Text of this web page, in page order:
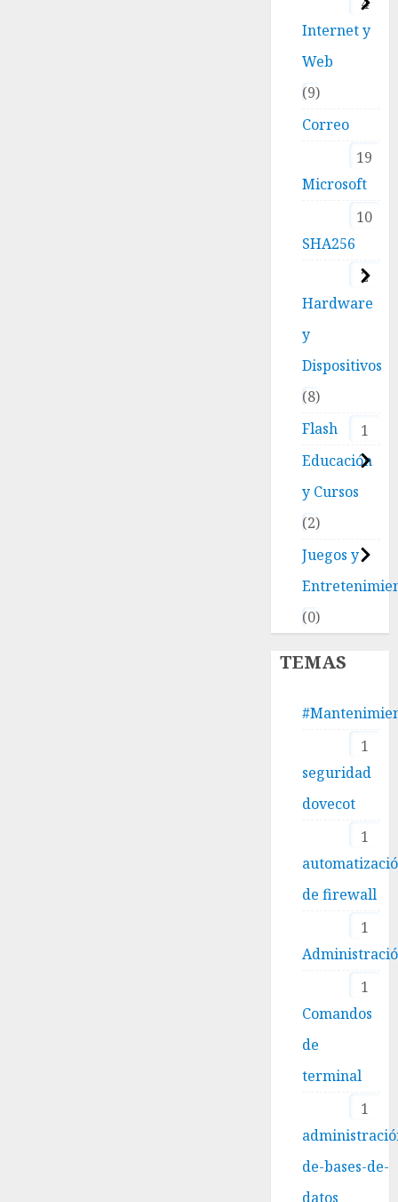
Internet y
Web
9
Correo
19
Microsoft
10
SHA256
2
Hardware
y
Dispositivos
8
Flash
1
Educación
y Cursos
2
Juegos y
0
TEMAS
1
seguridad
dovecot
1
de firewall
1
1
Comandos
de
terminal
1
de-bases-de-
datos